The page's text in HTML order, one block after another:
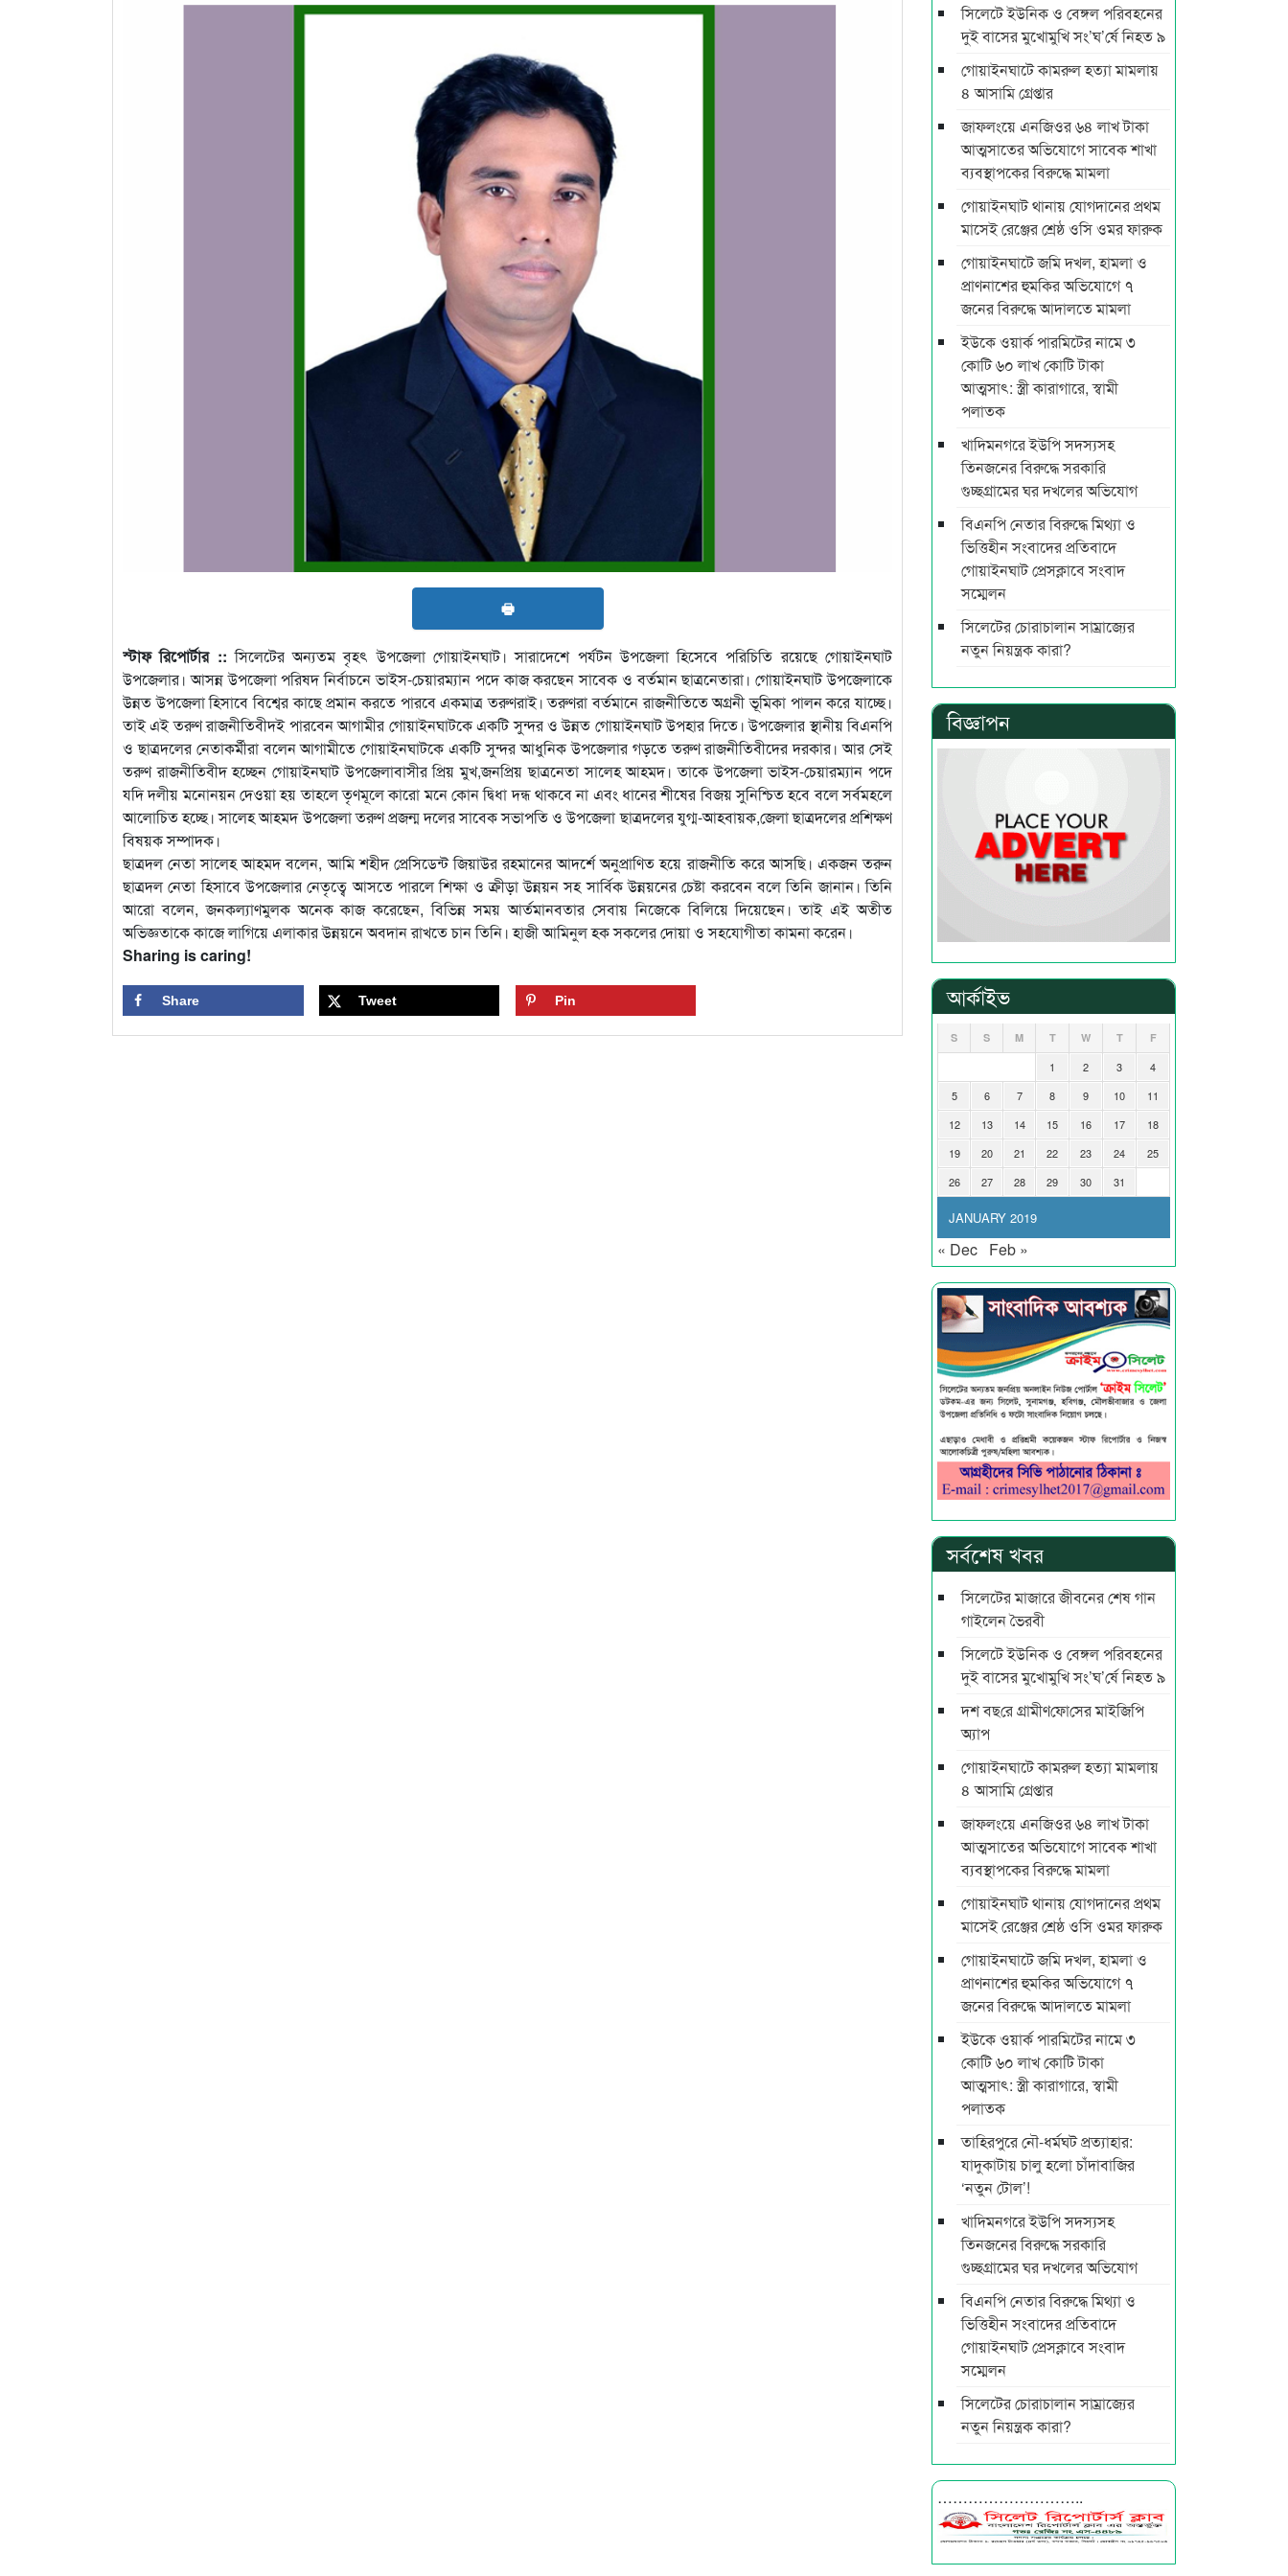
🖶
স্টাফ রিপোর্টার ::সিলেটের অন্যতম বৃহৎ উপজেলা গোয়াইনঘাট। সারাদেশে পর্যটন উপজেলা হিসেবে পরিচিতি রয়েছে গোয়াইনঘাট
উপজেলার। আসন্ন উপজেলা পরিষদ নির্বাচনে ভাইস-চেয়ারম্যান পদে কাজ করছেন সাবেক ও বর্তমান ছাত্রনেতারা। গোয়াইনঘাট উপজেলাকে
উন্নত উপজেলা হিসাবে বিশ্বের কাছে প্রমান করতে পারবে একমাত্র তরুণরাই। তরুণরা বর্তমানে রাজনীতিতে অগ্রনী ভূমিকা পালন করে যাচ্ছে।
তাই এই তরুণ রাজনীতিবীদই পারবেন আগামীর গোয়াইনঘাটকে একটি সুন্দর ও উন্নত গোয়াইনঘাট উপহার দিতে। উপজেলার স্থানীয় বিএনপি
ও ছাত্রদলের নেতাকর্মীরা বলেন আগামীতে গোয়াইনঘাটকে একটি সুন্দর আধুনিক উপজেলার গড়তে তরুণ রাজনীতিবীদের দরকার। আর সেই
তরুণ রাজনীতিবীদ হচ্ছেন গোয়াইনঘাট উপজেলাবাসীর প্রিয় মুখ,জনপ্রিয় ছাত্রনেতা সালেহ আহমদ। তাকে উপজেলা ভাইস-চেয়ারম্যান পদে
যদি দলীয় মনোনয়ন দেওয়া হয় তাহলে তৃণমূলে কারো মনে কোন দ্বিধা দন্ধ থাকবে না এবং ধানের শীষের বিজয় সুনিশ্চিত হবে বলে সর্বমহলে
আলোচিত হচ্ছে। সালেহ আহমদ উপজেলা তরুণ প্রজন্ম দলের সাবেক সভাপতি ও উপজেলা ছাত্রদলের যুগ্ম-আহবায়ক,জেলা ছাত্রদলের প্রশিক্ষণ
বিষয়ক সম্পাদক।
ছাত্রদল নেতা সালেহ আহমদ বলেন, আমি শহীদ প্রেসিডেন্ট জিয়াউর রহমানের আদর্শে অনুপ্রাণিত হয়ে রাজনীতি করে আসছি। একজন তরুন
ছাত্রদল নেতা হিসাবে উপজেলার নেতৃত্বে আসতে পারলে শিক্ষা ও ক্রীড়া উন্নয়ন সহ সার্বিক উন্নয়নের চেষ্টা করবেন বলে তিনি জানান। তিনি
আরো বলেন, জনকল্যাণমুলক অনেক কাজ করেছেন, বিভিন্ন সময় আর্তমানবতার সেবায় নিজেকে বিলিয়ে দিয়েছেন। তাই এই অতীত
অভিজ্ঞতাকে কাজে লাগিয়ে এলাকার উন্নয়নে অবদান রাখতে চান তিনি। হাজী আমিনুল হক সকলের দোয়া ও সহযোগীতা কামনা করেন।
Sharing is caring!
Share Tweet Pin
সিলেটে ইউনিক ও বেঙ্গল পরিবহনের
দুই বাসের মুখোমুখি সং’ঘ’র্ষে নিহত ৯
গোয়াইনঘাটে কামরুল হত্যা মামলায়
৪ আসামি গ্রেপ্তার
জাফলংয়ে এনজিওর ৬৪ লাখ টাকা
আত্মসাতের অভিযোগে সাবেক শাখা
ব্যবস্থাপকের বিরুদ্ধে মামলা
গোয়াইনঘাট থানায় যোগদানের প্রথম
মাসেই রেঞ্জের শ্রেষ্ঠ ওসি ওমর ফারুক
গোয়াইনঘাটে জমি দখল, হামলা ও
প্রাণনাশের হুমকির অভিযোগে ৭
জনের বিরুদ্ধে আদালতে মামলা
ইউকে ওয়ার্ক পারমিটের নামে ৩
কোটি ৬০ লাখ কোটি টাকা
আত্মসাৎ: স্ত্রী কারাগারে, স্বামী
পলাতক
খাদিমনগরে ইউপি সদস্যসহ
তিনজনের বিরুদ্ধে সরকারি
গুচ্ছগ্রামের ঘর দখলের অভিযোগ
বিএনপি নেতার বিরুদ্ধে মিথ্যা ও
ভিত্তিহীন সংবাদের প্রতিবাদে
গোয়াইনঘাট প্রেসক্লাবে সংবাদ
সম্মেলন
সিলেটের চোরাচালান সাম্রাজ্যের
নতুন নিয়ন্ত্রক কারা?
বিজ্ঞাপন
আর্কাইভ
JANUARY 2019
S S M T W T F
1 2 3
4
5
6 7 8 9 10
11
12
13 14 15 16 17
18
19
20 21 22 23 24
25
26
27 28 29 30 31
« Dec Feb »
সর্বশেষ খবর
সিলেটের মাজারে জীবনের শেষ গান
গাইলেন ভৈরবী
সিলেটে ইউনিক ও বেঙ্গল পরিবহনের
দুই বাসের মুখোমুখি সং’ঘ’র্ষে নিহত ৯
দশ বছ‌রে গ্রামীণ‌ফো‌সের মাইজিপি
অ্যাপ
গোয়াইনঘাটে কামরুল হত্যা মামলায়
৪ আসামি গ্রেপ্তার
জাফলংয়ে এনজিওর ৬৪ লাখ টাকা
আত্মসাতের অভিযোগে সাবেক শাখা
ব্যবস্থাপকের বিরুদ্ধে মামলা
গোয়াইনঘাট থানায় যোগদানের প্রথম
মাসেই রেঞ্জের শ্রেষ্ঠ ওসি ওমর ফারুক
গোয়াইনঘাটে জমি দখল, হামলা ও
প্রাণনাশের হুমকির অভিযোগে ৭
জনের বিরুদ্ধে আদালতে মামলা
ইউকে ওয়ার্ক পারমিটের নামে ৩
কোটি ৬০ লাখ কোটি টাকা
আত্মসাৎ: স্ত্রী কারাগারে, স্বামী
পলাতক
তাহিরপুরে নৌ-ধর্মঘট প্রত্যাহার:
যাদুকাটায় চালু হলো চাঁদাবাজির
‘নতুন টোল’!
খাদিমনগরে ইউপি সদস্যসহ
তিনজনের বিরুদ্ধে সরকারি
গুচ্ছগ্রামের ঘর দখলের অভিযোগ
বিএনপি নেতার বিরুদ্ধে মিথ্যা ও
ভিত্তিহীন সংবাদের প্রতিবাদে
গোয়াইনঘাট প্রেসক্লাবে সংবাদ
সম্মেলন
সিলেটের চোরাচালান সাম্রাজ্যের
নতুন নিয়ন্ত্রক কারা?
………………………..